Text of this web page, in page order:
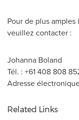
Pour de plus
veuillez contacter :
Johanna Boland
Tél. : +61 408 808
Adresse
Related Links